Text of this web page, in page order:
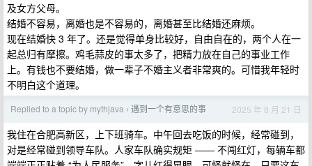
及女方父母。
结婚不容易，离婚也是不容易的，离婚甚至比结婚还麻烦。
现在结婚快 3 年了。还是觉得单身比较好，自由自在的，两个人在一
起总归有摩擦。鸡毛蒜皮的事太多了，把精力放在自己的事业工作
上。有钱也不要结婚，做一辈子不婚主义者非常爽的。可惜我年轻时
不明白这个道理。
Replied to a topic by mythjava › 遇到一个有意思的事 2025 年 8 月 21 日
我住在合肥高新区，上下班骑车。中午回去吃饭的时候，经常碰到，
对是经常碰到领导车队。人家车队确实规矩 —— 不闯红灯，每辆车都